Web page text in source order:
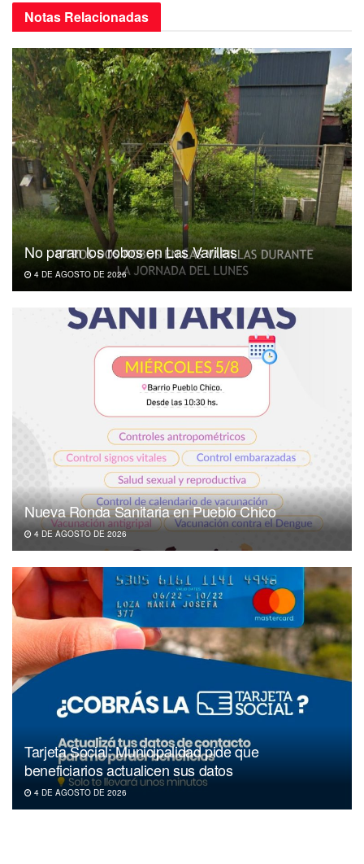
Notas Relacionadas
No paran los robos en Las Varillas
4 DE AGOSTO DE 2026
Nueva Ronda Sanitaria en Pueblo Chico
4 DE AGOSTO DE 2026
Tarjeta Social: Municipalidad pide que
beneficiarios actualicen sus datos
4 DE AGOSTO DE 2026